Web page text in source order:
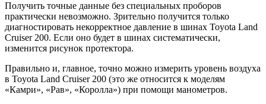
Получить точные данные без специальных проборов
практически невозможно. Зрительно получится только
диагностировать некорректное давление в шинах Toyota Land
Cruiser 200. Если оно будет в шинах систематически,
изменится рисунок протектора.
Правильно и, главное, точно можно измерить уровень воздуха
в Toyota Land Cruiser 200 (это же относится к моделям
«Камри», «Рав», «Королла») при помощи манометров.